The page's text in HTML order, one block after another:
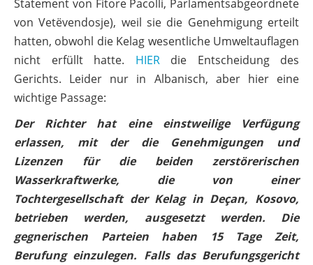
Statement von Fitore Pacolli, Parlamentsabgeordnete
von Vetëvendosje), weil sie die Genehmigung erteilt
hatten, obwohl die Kelag wesentliche Umweltauflagen
nicht erfüllt hatte. HIERdie Entscheidung des
Gerichts. Leider nur in Albanisch, aber hier eine
wichtige Passage:
Der Richter hat eine einstweilige Verfügung
erlassen, mit der die Genehmigungen und
Lizenzen für die beiden zerstörerischen
Wasserkraftwerke, die von einer
Tochtergesellschaft der Kelag in Deçan, Kosovo,
betrieben werden, ausgesetzt werden. Die
gegnerischen Parteien haben 15 Tage Zeit,
Berufung einzulegen. Falls das Berufungsgericht